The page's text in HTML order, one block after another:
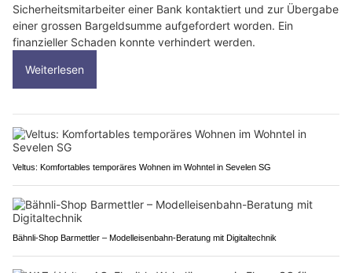
Sicherheitsmitarbeiter einer Bank kontaktiert und zur Übergabe
einer grossen Bargeldsumme aufgefordert worden. Ein
finanzieller Schaden konnte verhindert werden.
Weiterlesen
Veltus: Komfortables temporäres Wohnen im Wohntel in Sevelen SG
Bähnli-Shop Barmettler – Modelleisenbahn-Beratung mit Digitaltechnik